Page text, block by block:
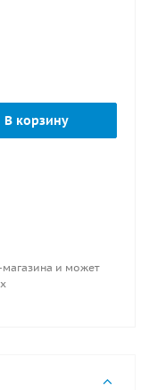
В корзину
магазина и может